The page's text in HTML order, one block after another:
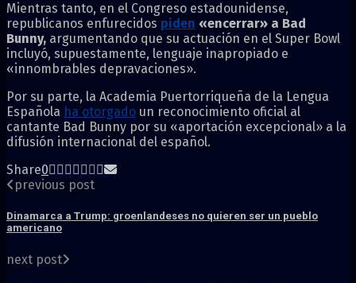
Mientras tanto, en el Congreso estadounidense,
republicanos enfurecidos piden «encerrar» a Bad
Bunny, argumentando que su actuación en el Super Bowl
incluyó, supuestamente, lenguaje inapropiado e
«innombrables depravaciones».
Por su parte, la Academia Puertorriqueña de la Lengua
Española ha otorgado un reconocimiento oficial al
cantante Bad Bunny por su «aportación excepcional» a la
difusión internacional del español.
Share0
previous post
Dinamarca a Trump: groenlandeses no quieren ser un pueblo
americano
next post